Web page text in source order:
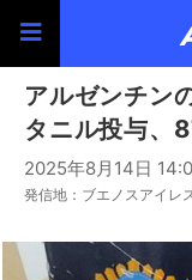
アルゼンチン
タニル投与、
2025年8月14日
発信地：ブエノスアイレ